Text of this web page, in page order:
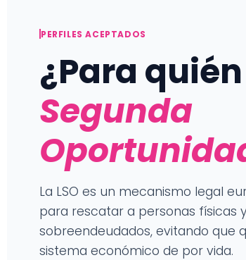
PERFILES ACEPTADOS
¿Para
Segunda
La LSO es un mecanismo legal
para rescatar a personas físicas
sobreendeudados, evitando que
sistema económico de por vida.